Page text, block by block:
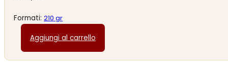
Formati:210 gr
Aggiungi al carrello